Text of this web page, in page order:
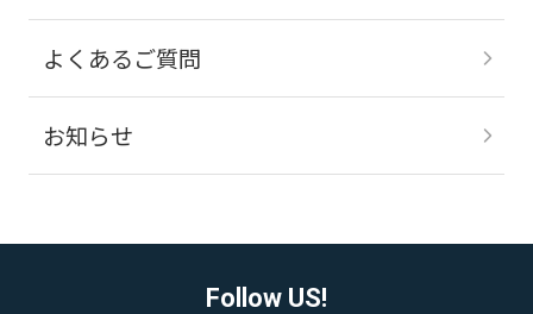
よくあるご質問
お知らせ
Follow US!